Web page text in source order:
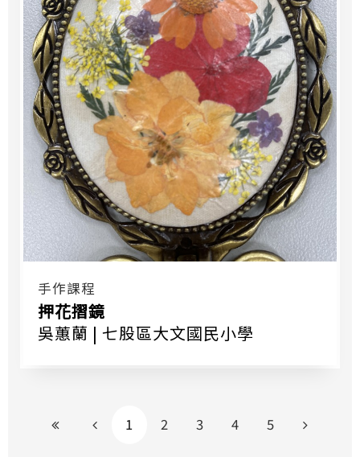
手作課程
押花摺鏡
吳蕙蘭 | 七股區大文國民小學
到最前頁上一頁
1 2 3 4 5
下一頁